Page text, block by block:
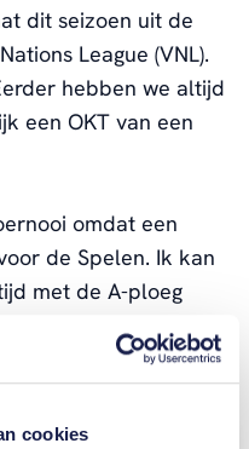
cookies
dit seizoen uit de
League (VNL).
hebben we altijd
een OKT van een
omdat een
de Spelen. Ik kan
met de A-ploeg